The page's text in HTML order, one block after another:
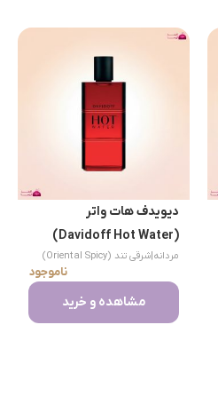
دیویدف هات واتر
(Davidoff Hot Water)
مردانه شرقی تند (Oriental Spicy)
ناموجود
مشاهده و خرید